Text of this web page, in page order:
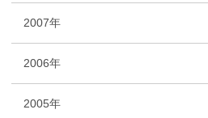
2007年
2006年
2005年